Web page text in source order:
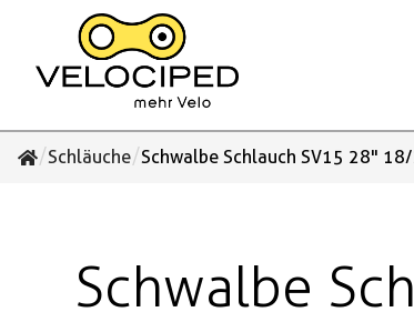
/Schläuche/Schwalbe Schlauch SV15 28"
Schwalbe